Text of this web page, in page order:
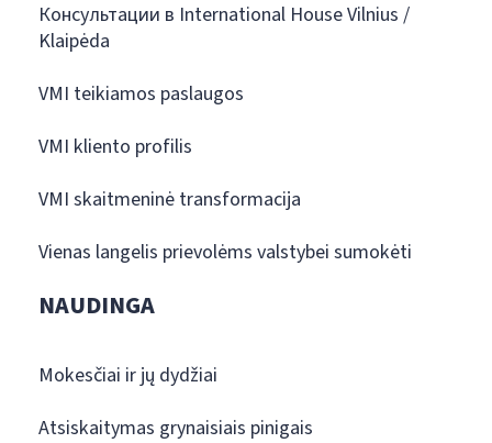
Консультации в International House Vilnius /
Klaipėda
VMI teikiamos paslaugos
VMI kliento profilis
VMI skaitmeninė transformacija
Vienas langelis prievolėms valstybei sumokėti
NAUDINGA
Mokesčiai ir jų dydžiai
Atsiskaitymas grynaisiais pinigais